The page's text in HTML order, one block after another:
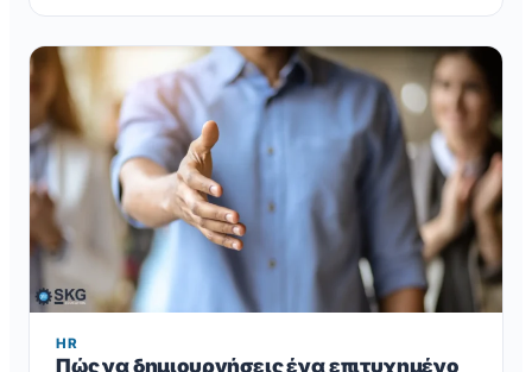
HR
Πώς να δημιουργήσεις ένα επιτυχημένο